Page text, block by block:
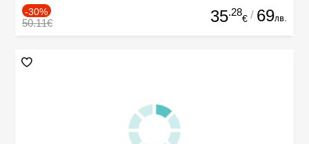
-30%
50.11€ 35.28
€ / 69лв.